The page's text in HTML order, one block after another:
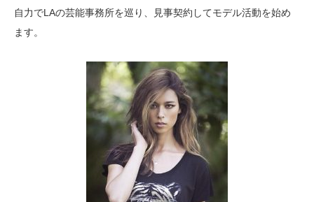
自力でLAの芸能事務所を巡り、見事契約してモデル活動を始め
ます。